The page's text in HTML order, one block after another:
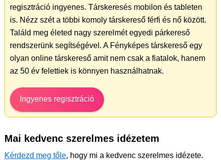
regisztráció ingyenes. Társkeresés mobilon és tableten
is. Nézz szét a többi komoly társkereső férfi és nő között.
Találd meg életed nagy szerelmét egyedi párkereső
rendszerünk segítségével. A Fényképes társkereső egy
olyan online társkereső amit nem csak a fiatalok, hanem
az 50 év felettiek is könnyen használhatnak.
Ingyenes regisztráció
Mai kedvenc szerelmes idézetem
Kérdezd meg tőle, hogy mi a kedvenc szerelmes idézete.